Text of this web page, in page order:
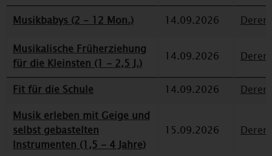
Musikbabys (2 - 12 Mon.) 14.09.2026
Musikalische Früherziehung
für die Kleinsten (1 - 2,5 J.)
14.09.2026
Fit für die Schule 14.09.2026
Musik erleben mit Geige und
selbst gebastelten
Instrumenten (1,5 - 4 Jahre)
15.09.2026